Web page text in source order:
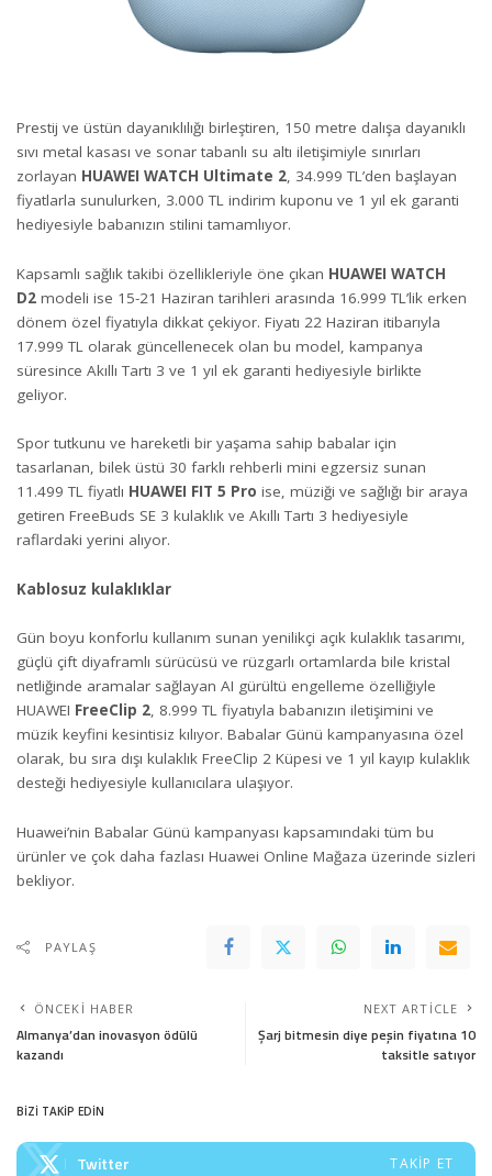
Prestij ve üstün dayanıklılığı birleştiren, 150 metre dalışa dayanıklı
sıvı metal kasası ve sonar tabanlı su altı iletişimiyle sınırları
zorlayan HUAWEI WATCH Ultimate 2, 34.999 TL’den başlayan
fiyatlarla sunulurken, 3.000 TL indirim kuponu ve 1 yıl ek garanti
hediyesiyle babanızın stilini tamamlıyor.
Kapsamlı sağlık takibi özellikleriyle öne çıkan HUAWEI WATCH
D2 modeli ise 15-21 Haziran tarihleri arasında 16.999 TL’lik erken
dönem özel fiyatıyla dikkat çekiyor. Fiyatı 22 Haziran itibarıyla
17.999 TL olarak güncellenecek olan bu model, kampanya
süresince Akıllı Tartı 3 ve 1 yıl ek garanti hediyesiyle birlikte
geliyor.
Spor tutkunu ve hareketli bir yaşama sahip babalar için
tasarlanan, bilek üstü 30 farklı rehberli mini egzersiz sunan
11.499 TL fiyatlı HUAWEI FIT 5 Pro ise, müziği ve sağlığı bir araya
getiren FreeBuds SE 3 kulaklık ve Akıllı Tartı 3 hediyesiyle
raflardaki yerini alıyor.
Kablosuz kulaklıklar
Gün boyu konforlu kullanım sunan yenilikçi açık kulaklık tasarımı,
güçlü çift diyaframlı sürücüsü ve rüzgarlı ortamlarda bile kristal
netliğinde aramalar sağlayan AI gürültü engelleme özelliğiyle
HUAWEI FreeClip 2, 8.999 TL fiyatıyla babanızın iletişimini ve
müzik keyfini kesintisiz kılıyor. Babalar Günü kampanyasına özel
olarak, bu sıra dışı kulaklık FreeClip 2 Küpesi ve 1 yıl kayıp kulaklık
desteği hediyesiyle kullanıcılara ulaşıyor.
Huawei’nin Babalar Günü kampanyası kapsamındaki tüm bu
ürünler ve çok daha fazlası Huawei Online Mağaza üzerinde sizleri
bekliyor.
PAYLAŞ
ÖNCEKI HABER
Almanya’dan inovasyon ödülü
kazandı
NEXT ARTICLE
Şarj bitmesin diye peşin fiyatına 10
taksitle satıyor
BİZİ TAKİP EDİN
Twitter TAKIP ET